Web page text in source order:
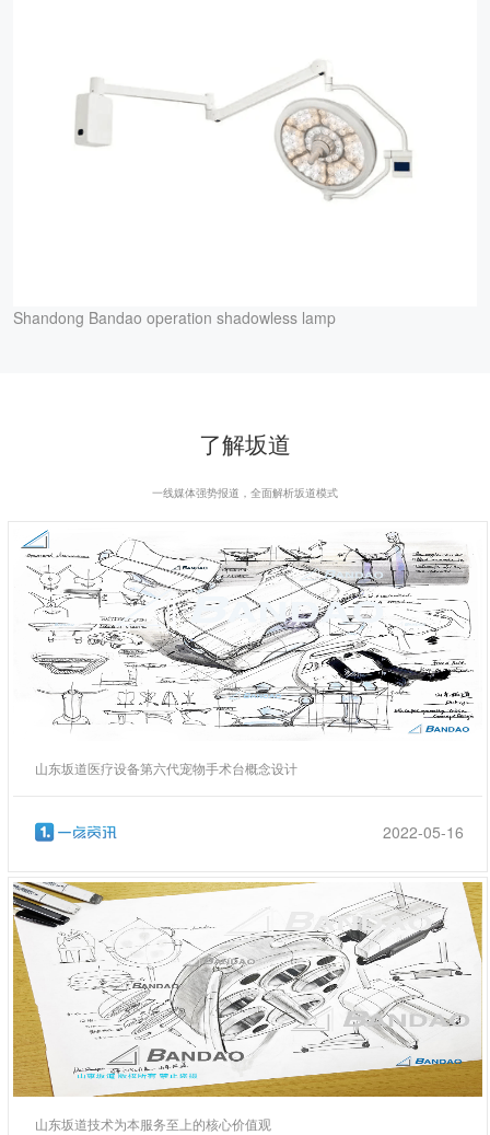
Shandong Bandao operation shadowless lamp
了解坂道
一线媒体强势报道，全面解析坂道模式
山东坂道医疗设备第六代宠物手术台概念设计
2022-05-16
山东坂道技术为本服务至上的核心价值观